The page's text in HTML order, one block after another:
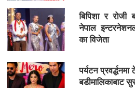
बिपिशा र रोजी
नेपाल
का विजेता
पर्यटन प्रवर्द्धनमा
बडीमालिकाबाट